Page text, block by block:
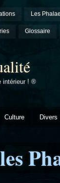
Les
Glossaire
intérieur ! ®
Culture Divers